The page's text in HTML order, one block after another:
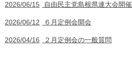
2026/06/15 自由民主党島根県連大会開催
2026/06/12 ６月定例会開会
2026/04/16 ２月定例会の一般質問